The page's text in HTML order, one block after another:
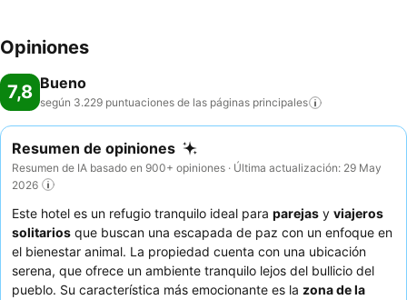
Opiniones
7,8 Bueno
según 3.229 puntuaciones de las páginas principales
Resumen de opiniones
Resumen de IA basado en 900+ opiniones · Última actualización: 29 May
2026
Este hotel es un refugio tranquilo ideal para parejas y viajeros
solitarios que buscan una escapada de paz con un enfoque en
el bienestar animal. La propiedad cuenta con una ubicación
serena, que ofrece un ambiente tranquilo lejos del bullicio del
pueblo. Su característica más emocionante es la zona de la